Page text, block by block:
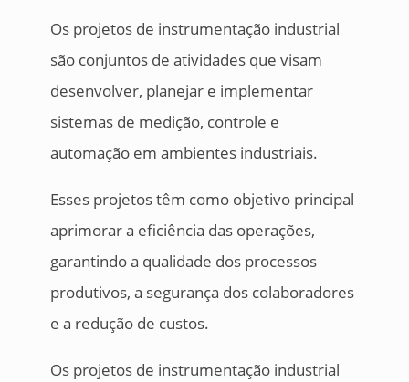
Os projetos de instrumentação industrial
são conjuntos de atividades que visam
desenvolver, planejar e implementar
sistemas de medição, controle e
automação em ambientes industriais.
Esses projetos têm como objetivo principal
aprimorar a eficiência das operações,
garantindo a qualidade dos processos
produtivos, a segurança dos colaboradores
e a redução de custos.
Os projetos de instrumentação industrial